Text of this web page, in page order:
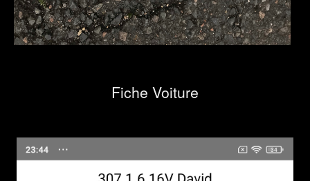
Fiche Voiture